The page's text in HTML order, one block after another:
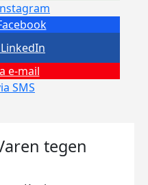
e-mail
SMS
tegen